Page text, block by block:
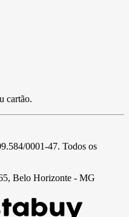
cartão.
0001-47. Todos os
Belo Horizonte - MG